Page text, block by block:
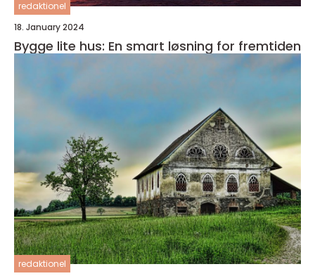
redaktionel
18. January 2024
Bygge lite hus: En smart løsning for fremtiden
redaktionel